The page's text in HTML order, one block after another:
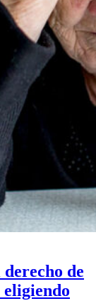
de
eligiendo